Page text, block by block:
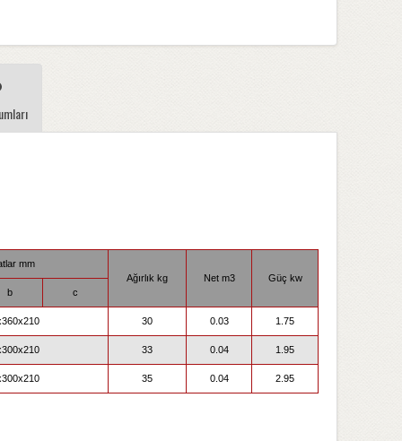
mm
Ağırlık kg
Net m3
Güç kw
b c
30 0.03 1.75
33 0.04 1.95
35 0.04 2.95